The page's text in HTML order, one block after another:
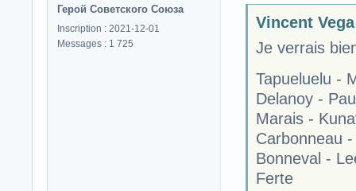
Герой Советского Союза
Inscription : 2021-12-01
Messages : 1 725
Vincent
Je verrais
Tapueluelu -
Delanoy -
Marais -
Carbonneau
Bonneval -
Ferte